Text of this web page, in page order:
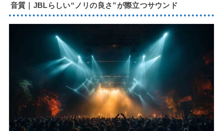
音質｜JBLらしい“ノリの良さ”が際立つサウンド